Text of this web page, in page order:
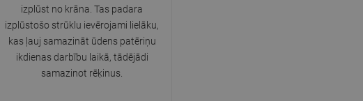
izplūst no krāna. Tas padara
izplūstošo strūklu ievērojami lielāku,
kas ļauj samazināt ūdens patēriņu
ikdienas darbību laikā, tādējādi
samazinot rēķinus.